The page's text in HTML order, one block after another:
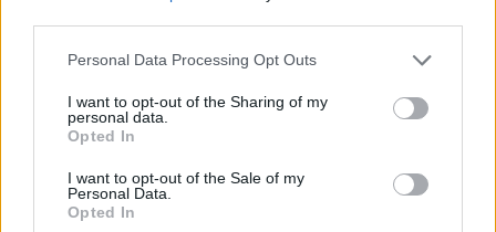
Please note that this website/app uses one or more Google
not limited to your visit or usage behaviour. You may click to
grant or deny consent to Google and its third-party tags to
use your data for below specified purposes in below Google
consent section.
Personal Data Processing Opt Outs
I want to opt-out of the Sharing of my
personal data.
Opted In
I want to opt-out of the Sale of my
Personal Data.
Opted In